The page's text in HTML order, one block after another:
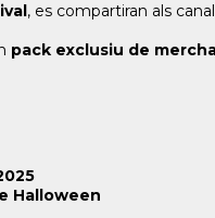
, es compartiran als
pack exclusiu de
Halloween